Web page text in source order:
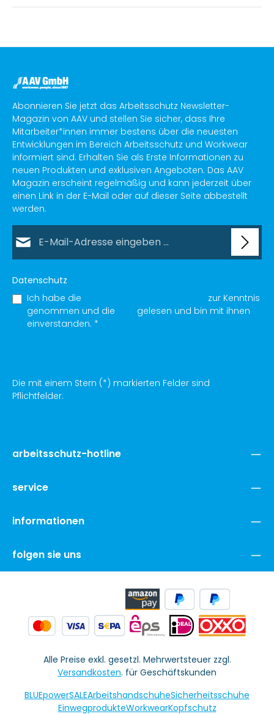
Abonnieren Sie jetzt das Arbeitsschutz Newsletter-
Magazin von AAV und stellen Sie sicher, dass Ihre
Mitarbeiter*innen immer bestens über die neuesten
Entwicklungen im Bereich Arbeitsschutz und Workwear
informiert sind. Erhalten Sie als Erste Informationen zu
neuen Produkten und exklusiven Angeboten. Das AAV
Magazin erscheint regelmäßig und kann jederzeit über
einen Link in der E-Mail oder auf dieser Seite abbestellt
werden.
Datenschutz
Ich habe die
zur Kenntnis
genommen und die
gelesen und bin mit ihnen
einverstanden. *
Die mit einem Stern (*) markierten Felder sind
Pflichtfelder.
arbeitsschutz-hotline
service
informationen
folgen sie uns
Alle Preise exkl. gesetzl. Mehrwertsteuer zzgl.
Versandkosten. für Geschäftskunden
BLUEpowerSALEArbeitshandschuheSicherheitsschuhe
EinwegprodukteWorkwearKopfschutz